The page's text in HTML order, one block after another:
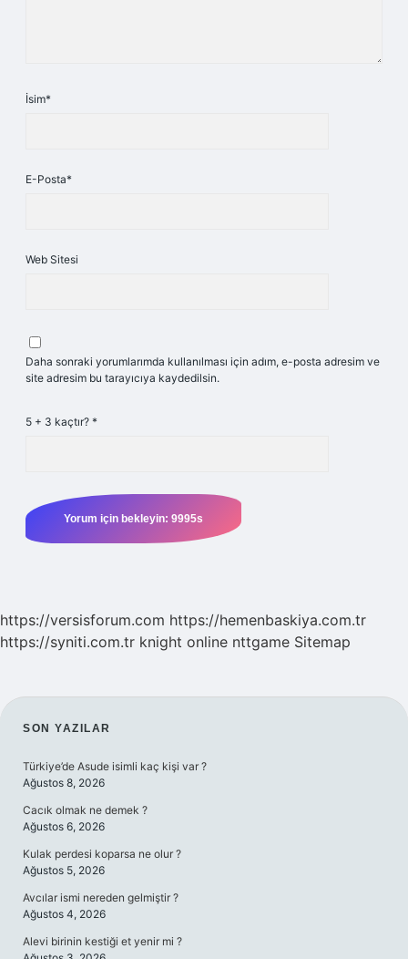
İsim*
E-Posta*
Web Sitesi
Daha sonraki yorumlarımda kullanılması için adım, e-posta adresim ve
site adresim bu tarayıcıya kaydedilsin.
5 + 3 kaçtır? *
https://versisforum.com https://hemenbaskiya.com.tr
https://syniti.com.tr knight online nttgame Sitemap
SIDEBAR
SON YAZILAR
Türkiye’de Asude isimli kaç kişi var ?
Ağustos 8, 2026
Cacık olmak ne demek ?
Ağustos 6, 2026
Kulak perdesi koparsa ne olur ?
Ağustos 5, 2026
Avcılar ismi nereden gelmiştir ?
Ağustos 4, 2026
Alevi birinin kestiği et yenir mi ?